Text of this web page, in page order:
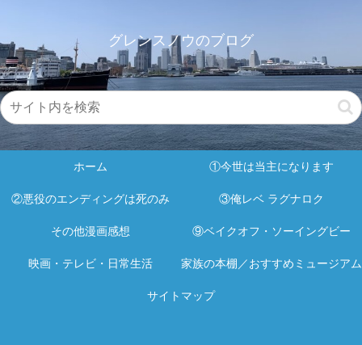
グレンスノウのブログ
ホーム ①今世は当主になります
②悪役のエンディングは死のみ ③俺レベ ラグナロク
その他漫画感想 ⑨ベイクオフ・ソーイングビー
映画・テレビ・日常生活 家族の本棚／おすすめミュージアム
サイトマップ